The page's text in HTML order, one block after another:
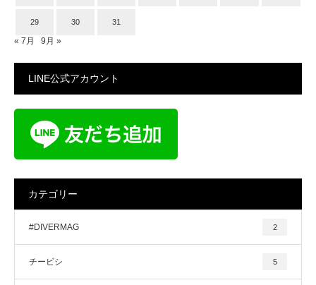
29 30 31
« 7月 9月 »
LINE公式アカウント
カテゴリー
#DIVERMAG 2
チービシ 5